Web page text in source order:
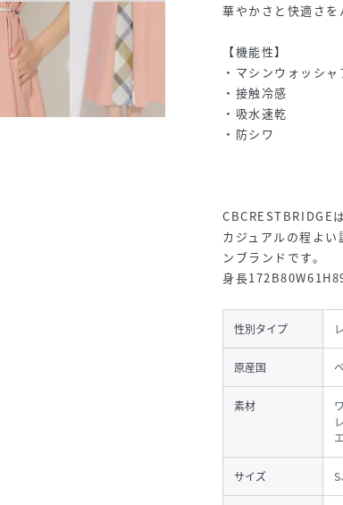
華やかさと快適さを
【機能性】
・マシンウォッシャ
・接触冷感
・吸水速乾
・防シワ
CBCRESTBRIDGE
カジュアルの程よ
ンブランドです。
身長
性別タイプ
原産国
素材
サイズ